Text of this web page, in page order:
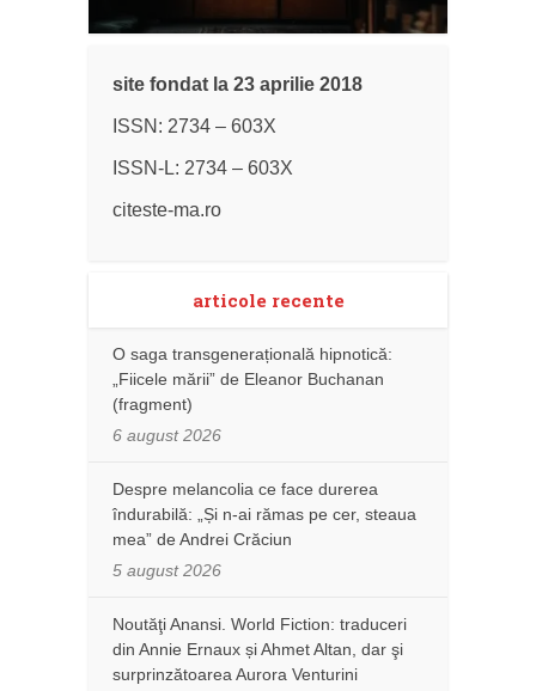
site fondat la 23 aprilie 2018
ISSN: 2734 – 603X
ISSN-L: 2734 – 603X
citeste-ma.ro
articole recente
O saga transgenerațională hipnotică:
„Fiicele mării” de Eleanor Buchanan
(fragment)
6 august 2026
Despre melancolia ce face durerea
îndurabilă: „Și n-ai rămas pe cer, steaua
mea” de Andrei Crăciun
5 august 2026
Noutăţi Anansi. World Fiction: traduceri
din Annie Ernaux și Ahmet Altan, dar şi
surprinzătoarea Aurora Venturini